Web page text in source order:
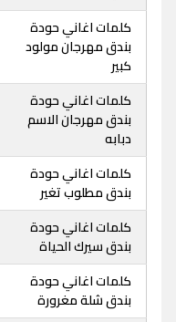
كلمات اغاني حودة
بندق مهرجان مولود
كبير
كلمات اغاني حودة
بندق مهرجان الاسم
دبابه
كلمات اغاني حودة
بندق مطلوب تغير
كلمات اغاني حودة
بندق سيرك الحياة
كلمات اغاني حودة
بندق شلة مغرورة